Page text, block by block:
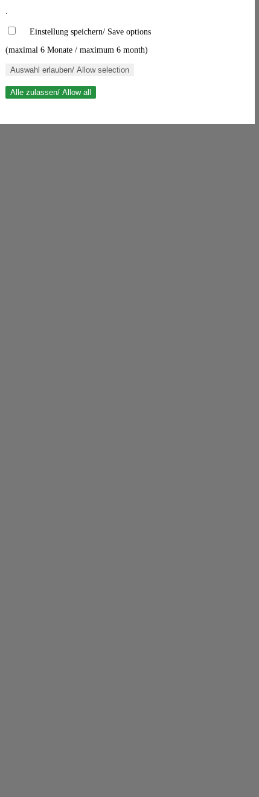
.
Einstellung speichern/ Save options
(maximal 6 Monate / maximum 6 month)
Auswahl erlauben/ Allow selection
Alle zulassen/ Allow all